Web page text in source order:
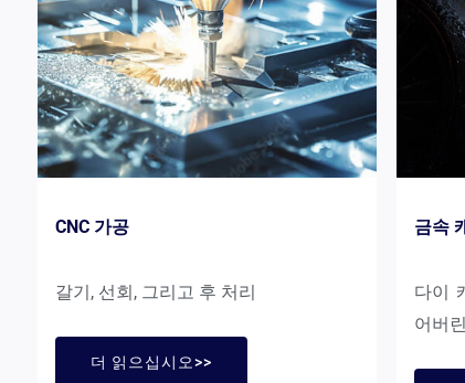
CNC 가공
갈기, 선회, 그리고 후 처리
더 읽으십시오>>
금속
다이
어버